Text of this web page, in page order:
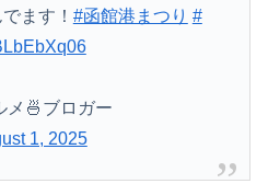
ます！ #函館港まつり #
🍜ブロガー
1, 2025